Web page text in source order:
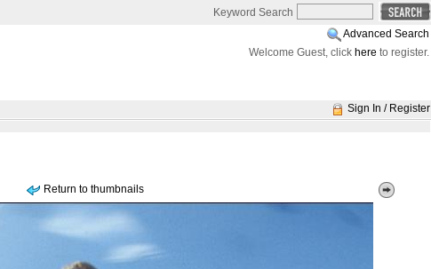
Keyword Search
Advanced Search
Welcome Guest, click here to register.
Sign In / Register
Return to thumbnails